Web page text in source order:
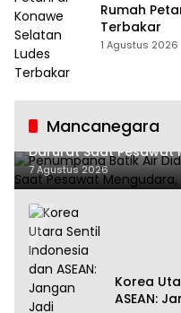
Rumah
Terbakar
1 Agustus 2026
Mancanegara
Penumpang Batik Air
Darurat Saat Pesawat
di Dalam Kabin
7 Agustus 2026
Korea
ASEAN: